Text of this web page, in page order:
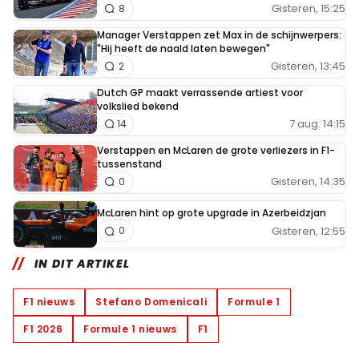
Gisteren, 15:25
8
Manager Verstappen zet Max in de schijnwerpers:
"Hij heeft de naald laten bewegen"
Gisteren, 13:45
2
Dutch GP maakt verrassende artiest voor
volkslied bekend
7 aug. 14:15
14
Verstappen en McLaren de grote verliezers in F1-
tussenstand
Gisteren, 14:35
0
McLaren hint op grote upgrade in Azerbeidzjan
Gisteren, 12:55
0
IN DIT ARTIKEL
F1 nieuws Stefano Domenicali
Formule 1
F1 2026
Formule 1 nieuws F1